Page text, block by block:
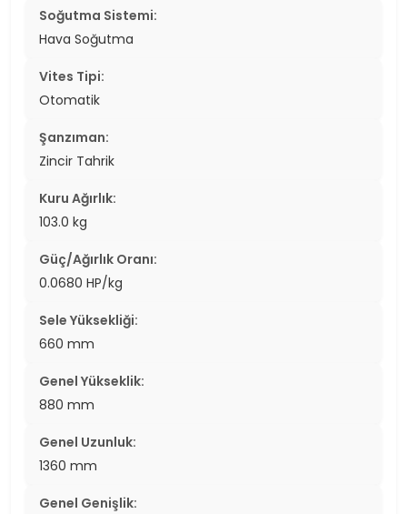
Soğutma Sistemi:
Hava Soğutma
Vites Tipi:
Otomatik
Şanzıman:
Zincir Tahrik
Kuru Ağırlık:
103.0 kg
Güç/Ağırlık Oranı:
0.0680 HP/kg
Sele Yüksekliği:
660 mm
Genel Yükseklik:
880 mm
Genel Uzunluk:
1360 mm
Genel Genişlik: